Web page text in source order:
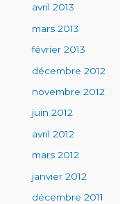
avril 2013
mars 2013
février 2013
décembre 2012
novembre 2012
juin 2012
avril 2012
mars 2012
janvier 2012
décembre 2011